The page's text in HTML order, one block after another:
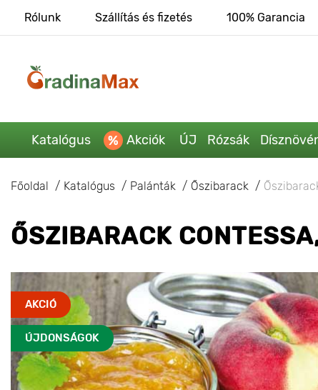
Rólunk Szállítás és fizetés 100% Garancia
Katalógus Akciók ÚJ Rózsák
Főoldal Katalógus Palánták Őszibarack
ŐSZIBARACK
AKCIÓ
ÚJDONSÁGOK